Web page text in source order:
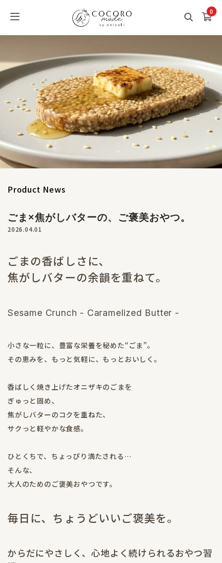
0
Product News
ごま×焦がしバターの、ご褒美おやつ。
2026.04.01
ごまの香ばしさに、
焦がしバターの余韻を重ねて。
Sesame Crunch - Caramelized Butter -
小さな一粒に、豊富な栄養を秘めた“ごま”。
その恵みを、もっと気軽に、もっとおいしく。
香ばしく焼き上げたオニザキのごまを
ぎゅっと固め、
焦がしバターのコクを重ねた、
サクっと軽やかな食感。
ひとくちで、ちょっぴり満たされる…
そんな、
大人のためのご褒美おやつです。
毎日に、ちょうどいいご褒美を。
からだにやさしく、心地よく続けられるおやつ習